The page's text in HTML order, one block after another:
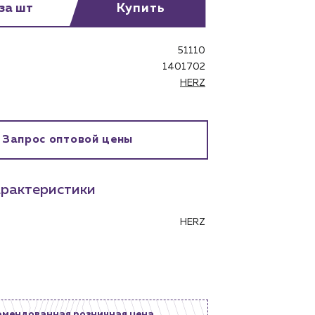
шт Купить
51110
1401702
HERZ
Запрос оптовой цены
HERZ